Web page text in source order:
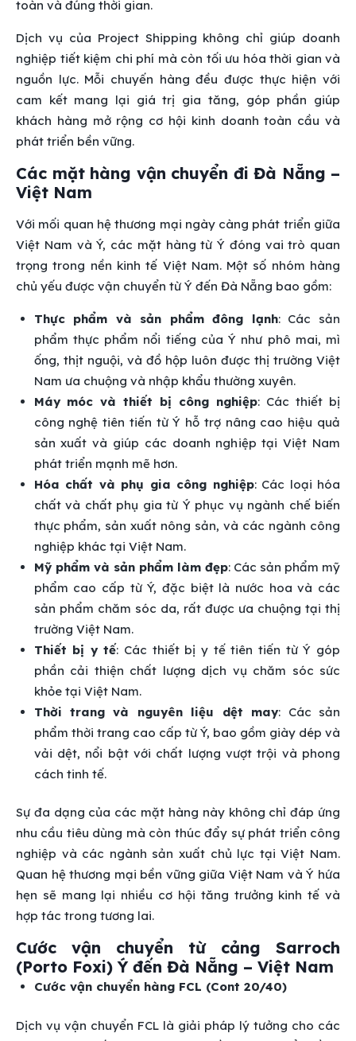
toàn và đúng thời gian.
Dịch vụ của Project Shipping không chỉ giúp doanh
nghiệp tiết kiệm chi phí mà còn tối ưu hóa thời gian và
nguồn lực. Mỗi chuyến hàng đều được thực hiện với
cam kết mang lại giá trị gia tăng, góp phần giúp
khách hàng mở rộng cơ hội kinh doanh toàn cầu và
phát triển bền vững.
Các mặt hàng vận chuyển đi Đà Nẵng –
Việt Nam
Với mối quan hệ thương mại ngày càng phát triển giữa
Việt Nam và Ý, các mặt hàng từ Ý đóng vai trò quan
trọng trong nền kinh tế Việt Nam. Một số nhóm hàng
chủ yếu được vận chuyển từ Ý đến Đà Nẵng bao gồm:
Thực phẩm và sản phẩm đông lạnh: Các sản
phẩm thực phẩm nổi tiếng của Ý như phô mai, mì
ống, thịt nguội, và đồ hộp luôn được thị trường Việt
Nam ưa chuộng và nhập khẩu thường xuyên.
Máy móc và thiết bị công nghiệp: Các thiết bị
công nghệ tiên tiến từ Ý hỗ trợ nâng cao hiệu quả
sản xuất và giúp các doanh nghiệp tại Việt Nam
phát triển mạnh mẽ hơn.
Hóa chất và phụ gia công nghiệp: Các loại hóa
chất và chất phụ gia từ Ý phục vụ ngành chế biến
thực phẩm, sản xuất nông sản, và các ngành công
nghiệp khác tại Việt Nam.
Mỹ phẩm và sản phẩm làm đẹp: Các sản phẩm mỹ
phẩm cao cấp từ Ý, đặc biệt là nước hoa và các
sản phẩm chăm sóc da, rất được ưa chuộng tại thị
trường Việt Nam.
Thiết bị y tế: Các thiết bị y tế tiên tiến từ Ý góp
phần cải thiện chất lượng dịch vụ chăm sóc sức
khỏe tại Việt Nam.
Thời trang và nguyên liệu dệt may: Các sản
phẩm thời trang cao cấp từ Ý, bao gồm giày dép và
vải dệt, nổi bật với chất lượng vượt trội và phong
cách tinh tế.
Sự đa dạng của các mặt hàng này không chỉ đáp ứng
nhu cầu tiêu dùng mà còn thúc đẩy sự phát triển công
nghiệp và các ngành sản xuất chủ lực tại Việt Nam.
Quan hệ thương mại bền vững giữa Việt Nam và Ý hứa
hẹn sẽ mang lại nhiều cơ hội tăng trưởng kinh tế và
hợp tác trong tương lai.
Cước vận chuyển từ cảng Sarroch
(Porto Foxi) Ý đến Đà Nẵng – Việt Nam
Cước vận chuyển hàng FCL (Cont 20/40)
Dịch vụ vận chuyển FCL là giải pháp lý tưởng cho các